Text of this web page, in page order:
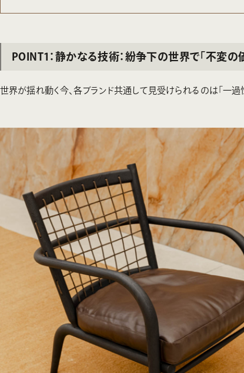
POINT1：静かなる技術：紛争下の世界で「不変の
世界が揺れ動く今、各ブランド共通して見受けられるのは「一過